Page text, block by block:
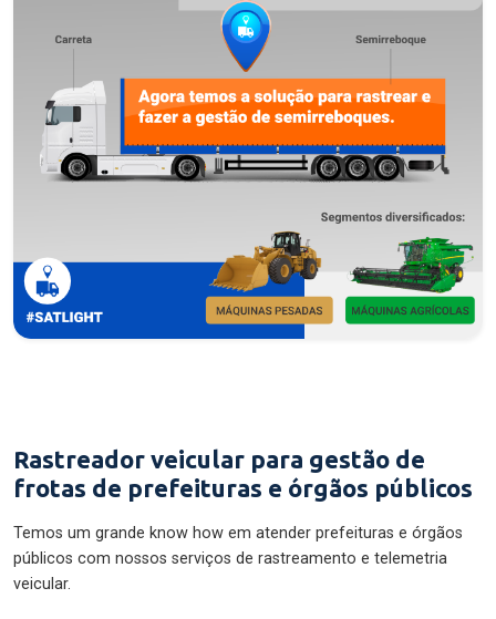
Rastreador veicular para gestão de
frotas de prefeituras e órgãos públicos
Temos um grande know how em atender prefeituras e órgãos
públicos com nossos serviços de rastreamento e telemetria
veicular.